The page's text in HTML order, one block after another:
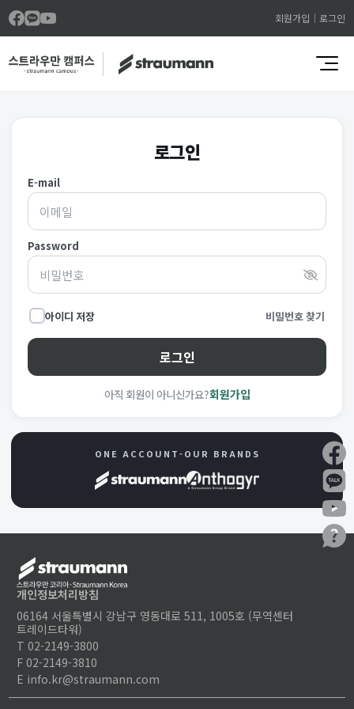
회원가입 로그인
로그인
E-mail
Password
아이디 저장 비밀번호 찾기
로그인
아직 회원이 아니신가요?회원가입
ONE ACCOUNT-OUR BRANDS
개인정보처리방침
06164 서울특별시 강남구 영동대로 511, 1005호 (무역센터
트레이드타워)
T 02-2149-3800
F 02-2149-3810
E info.kr@straumann.com